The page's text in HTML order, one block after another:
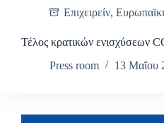
Επιχειρείν,
Τέλος κρατικών ενισχύσεων
Press room
13 Μαΐου